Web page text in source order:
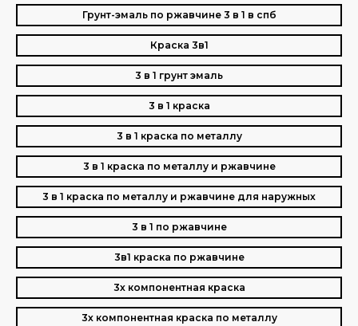
Грунт-эмаль по ржавчине 3 в 1 в спб
Краска 3в1
3 в 1 грунт эмаль
3 в 1 краска
3 в 1 краска по металлу
3 в 1 краска по металлу и ржавчине
3 в 1 краска по металлу и ржавчине для наружных
3 в 1 по ржавчине
3в1 краска по ржавчине
3х компонентная краска
3х компонентная краска по металлу